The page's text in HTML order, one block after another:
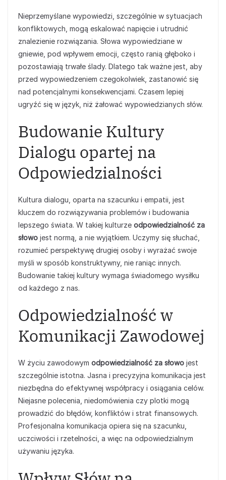
Nieprzemyślane wypowiedzi, szczególnie w sytuacjach
konfliktowych, mogą eskalować napięcie i utrudnić
znalezienie rozwiązania. Słowa wypowiedziane w
gniewie, pod wpływem emocji, często ranią głęboko i
pozostawiają trwałe ślady. Dlatego tak ważne jest, aby
przed wypowiedzeniem czegokolwiek, zastanowić się
nad potencjalnymi konsekwencjami. Czasem lepiej
ugryźć się w język, niż żałować wypowiedzianych słów.
Budowanie Kultury
Dialogu opartej na
Odpowiedzialności
Kultura dialogu, oparta na szacunku i empatii, jest
kluczem do rozwiązywania problemów i budowania
lepszego świata. W takiej kulturze odpowiedzialność za
słowo jest normą, a nie wyjątkiem. Uczymy się słuchać,
rozumieć perspektywę drugiej osoby i wyrażać swoje
myśli w sposób konstruktywny, nie raniąc innych.
Budowanie takiej kultury wymaga świadomego wysiłku
od każdego z nas.
Odpowiedzialność w
Komunikacji Zawodowej
W życiu zawodowym odpowiedzialność za słowo jest
szczególnie istotna. Jasna i precyzyjna komunikacja jest
niezbędna do efektywnej współpracy i osiągania celów.
Niejasne polecenia, niedomówienia czy plotki mogą
prowadzić do błędów, konfliktów i strat finansowych.
Profesjonalna komunikacja opiera się na szacunku,
uczciwości i rzetelności, a więc na odpowiedzialnym
używaniu języka.